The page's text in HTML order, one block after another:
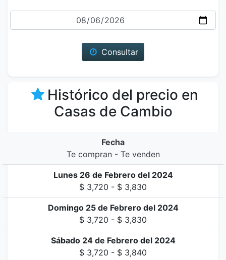
Fecha
Consultar
Histórico del precio en
Casas de Cambio
Fecha
Te compran - Te venden
Lunes 26 de Febrero del 2024
$ 3,720 - $ 3,830
Domingo 25 de Febrero del 2024
$ 3,720 - $ 3,830
Sábado 24 de Febrero del 2024
$ 3,720 - $ 3,840